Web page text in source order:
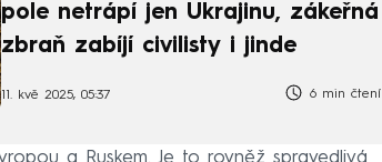
pole netrápí jen Ukrajinu, zákeřná
zbraň zabíjí civilisty i jinde
11. kvě 2025, 05:37 6 min čtení
a Ruskem. Je to rovněž spravedlivá